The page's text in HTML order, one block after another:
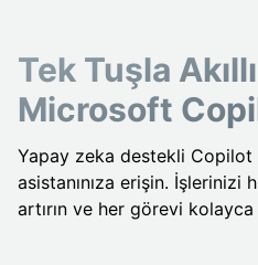
Tek Tuşla
Microsoft
Yapay zeka destekli Copilot
asistanınıza erişin. İşlerinizi
artırın ve her görevi